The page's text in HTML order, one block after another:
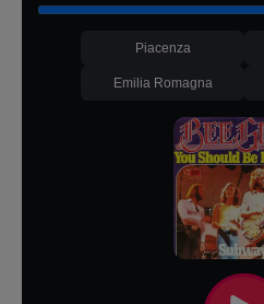
Piacenza
Emilia Romagna